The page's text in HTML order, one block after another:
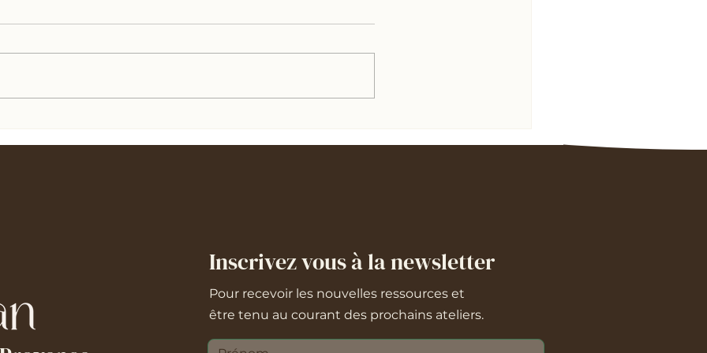
Inscrivez vous à la newsletter
Pour recevoir les nouvelles ressources et
être tenu au courant des prochains ateliers.